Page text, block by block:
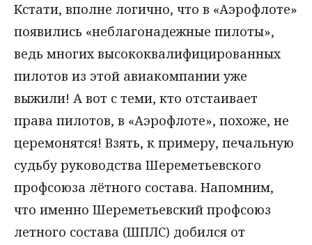
Кстати, вполне логично, что в «Аэрофлоте»
появились «неблагонадежные пилоты»,
ведь многих высококвалифицированных
пилотов из этой авиакомпании уже
выжили! А вот с теми, кто отстаивает
права пилотов, в «Аэрофлоте», похоже, не
церемонятся! Взять, к примеру, печальную
судьбу руководства Шереметьевского
профсоюза лётного состава. Напомним,
что именно Шереметьевский профсоюз
летного состава (ШПЛС) добился от